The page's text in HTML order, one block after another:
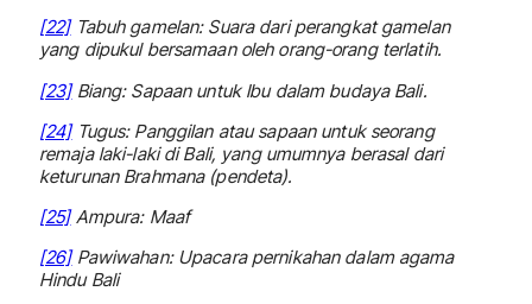
[22]Tabuh gamelan: Suara dari perangkat gamelan
yang dipukul bersamaan oleh orang-orang terlatih.
[23]Biang: Sapaan untuk Ibu dalam budaya Bali.
[24]Tugus: Panggilan atau sapaan untuk seorang
remaja laki-laki di Bali, yang umumnya berasal dari
keturunan Brahmana (pendeta).
[25]Ampura: Maaf
[26]Pawiwahan: Upacara pernikahan dalam agama
Hindu Bali